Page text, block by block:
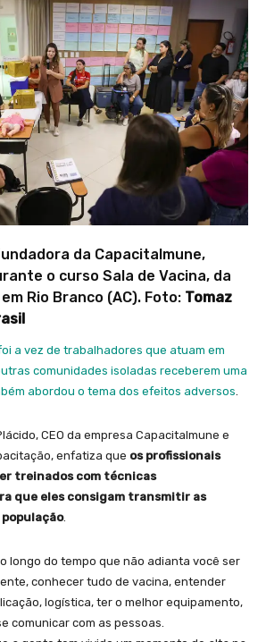
da CapacitaImune,
o curso Sala de Vacina, da
Rio Branco (AC). Foto: Tomaz
a vez de trabalhadores que atuam em
comunidades isoladas receberem uma
abordou o tema dos efeitos adversos.
CEO da empresa CapacitaImune e
enfatiza que os profissionais
treinados com técnicas
que eles consigam transmitir as
.
longo do tempo que não adianta você ser
conhecer tudo de vacina, entender
logística, ter o melhor equipamento,
comunicar com as pessoas.